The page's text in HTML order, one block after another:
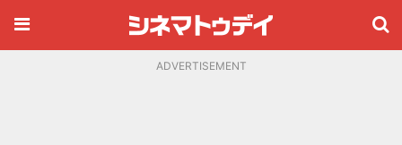
ADVERTISEMENT